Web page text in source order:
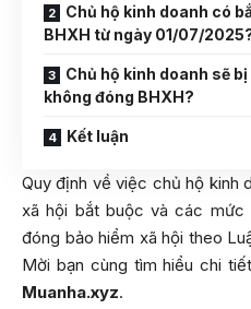
Chủ hộ kinh doanh có
BHXH từ ngày 01/07/
Chủ hộ kinh doanh sẽ
không đóng BHXH?
Kết luận
Quy định về việc chủ hộ kinh
xã hội bắt buộc và các mức
đóng bảo hiểm xã hội theo
Mời bạn cùng tìm hiểu chi
Muanha.xyz.